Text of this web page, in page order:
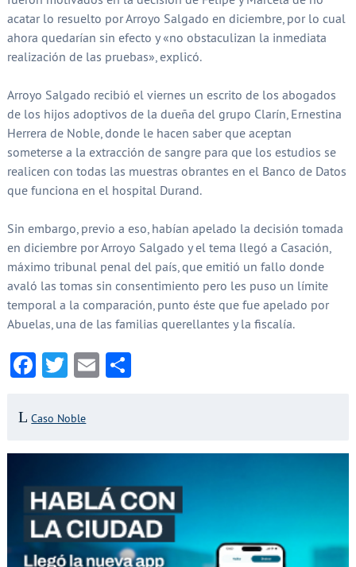
acatar lo resuelto por Arroyo Salgado en diciembre, por lo cual
ahora quedarían sin efecto y «no obstaculizan la inmediata
realización de las pruebas», explicó.
Arroyo Salgado recibió el viernes un escrito de los abogados
de los hijos adoptivos de la dueña del grupo Clarín, Ernestina
Herrera de Noble, donde le hacen saber que aceptan
someterse a la extracción de sangre para que los estudios se
realicen con todas las muestras obrantes en el Banco de Datos
que funciona en el hospital Durand.
Sin embargo, previo a eso, habían apelado la decisión tomada
en diciembre por Arroyo Salgado y el tema llegó a Casación,
máximo tribunal penal del país, que emitió un fallo donde
avaló las tomas sin consentimiento pero les puso un límite
temporal a la comparación, punto éste que fue apelado por
Abuelas, una de las familias querellantes y la fiscalía.
Facebook
Twitter
EmailCompartir
Caso Noble